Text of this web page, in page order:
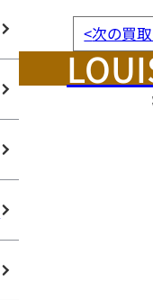
<次の買